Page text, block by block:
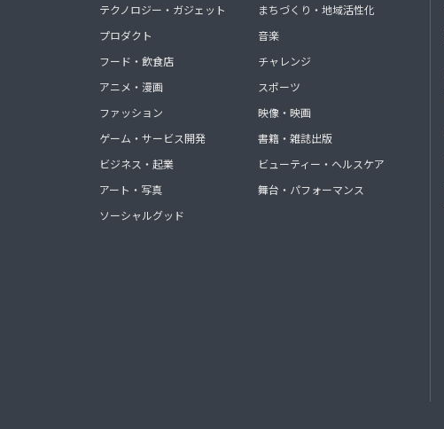
テクノロジー・ガジェット
プロダクト
フード・飲食店
アニメ・漫画
ファッション
ゲーム・サービス開発
ビジネス・起業
アート・写真
ソーシャルグッド
まちづくり・地域活性化
音楽
チャレンジ
スポーツ
映像・映画
書籍・雑誌出版
ビューティー・ヘルスケア
舞台・パフォーマンス